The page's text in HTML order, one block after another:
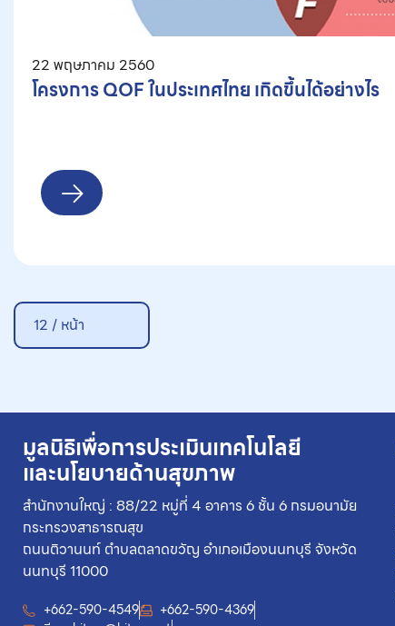
22 พฤษภาคม 2560
โครงการ QOF ในประเทศไทย เกิดขึ้นได้อย่างไร
12 / หน้า
มูลนิธิเพื่อการประเมินเทคโนโลยี
และนโยบายด้านสุขภาพ
สำนักงานใหญ่ : 88/22 หมู่ที่ 4 อาคาร 6 ชั้น 6 กรมอนามัย
กระทรวงสาธารณสุข
ถนนติวานนท์ ตำบลตลาดขวัญ อำเภอเมืองนนทบุรี จังหวัด
นนทบุรี 11000
+662-590-4549
+662-590-4369